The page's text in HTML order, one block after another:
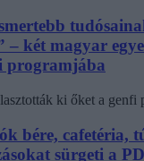
két magyar
programjába
ki őket a genfi
bére, cafetéria,
sürgeti a